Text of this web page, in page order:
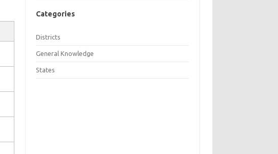
Categories
Districts
General Knowledge
States